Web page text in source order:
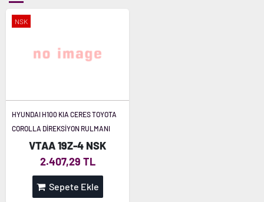
NSK
HYUNDAI H100 KIA CERES TOYOTA
COROLLA DİREKSİYON RULMANI
VTAA 19Z-4 NSK
2.407,29 TL
Sepete Ekle